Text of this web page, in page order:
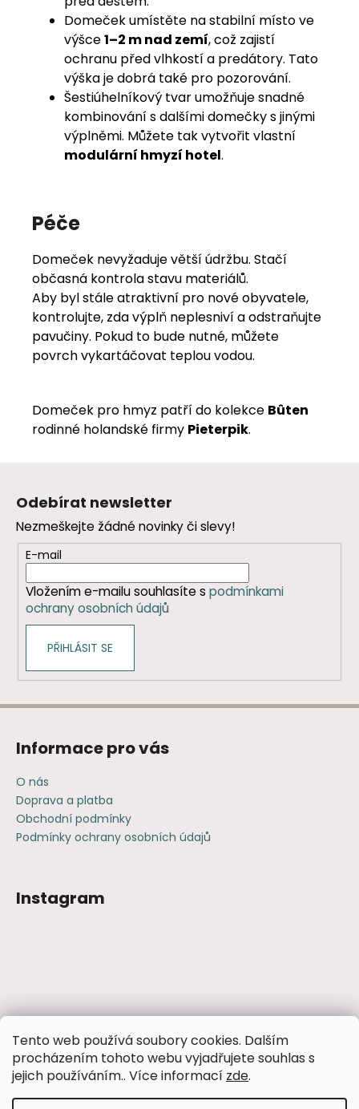
Tento web používá soubory cookies. Dalším
procházením tohoto webu vyjadřujete souhlas s
jejich používáním.. Více informací zde.
Domeček umístěte na stabilní místo ve
výšce1–2 m nad zemí, což zajistí
ochranu před vlhkostí a predátory. Tato
výška je dobrá také pro pozorování.
Šestiúhelníkový tvar umožňuje snadné
kombinování s dalšími domečky s jinými
výplněmi. Můžete tak vytvořit vlastní
modulární hmyzí hotel.
Péče
Domeček nevyžaduje větší údržbu. Stačí
občasná kontrola stavu materiálů.
Aby byl stále atraktivní pro nové obyvatele,
kontrolujte, zda výplň neplesniví a odstraňujte
pavučiny. Pokud to bude nutné, můžete
povrch vykartáčovat teplou vodou.
Domeček pro hmyz patří do kolekce Bûten
rodinné holandské firmy Pieterpik.
Odebírat newsletter
Nezmeškejte žádné novinky či slevy!
E-mail
Vložením e-mailu souhlasíte s podmínkami
ochrany osobních údajů
PŘIHLÁSIT SE
Informace pro vás
O nás
Doprava a platba
Obchodní podmínky
Podmínky ochrany osobních údajů
Instagram
Facebook